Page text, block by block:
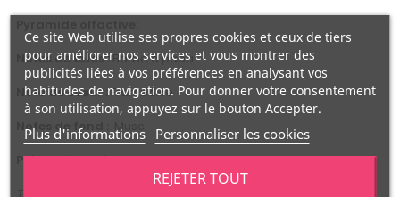
Notes de têtes :Barbe à papa
Note de coeur : Framboise
Notes de fond :
Musc
Précautions d'emploi:
Ce site Web utilise ses propres cookies et ceux de tiers
pour améliorer nos services et vous montrer des
publicités liées à vos préférences en analysant vos
habitudes de navigation. Pour donner votre consentement
à son utilisation, appuyez sur le bouton Accepter.
Plus d'informations Personnaliser les cookies
REJETER TOUT